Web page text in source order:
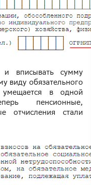
и вписывать сумму
виду обязательного
умещается в одной
пенсионные,
отчисления стали